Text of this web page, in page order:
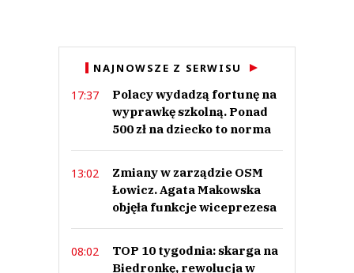
NAJNOWSZE Z SERWISU
17:37
Polacy wydadzą fortunę na
wyprawkę szkolną. Ponad
500 zł na dziecko to norma
13:02
Zmiany w zarządzie OSM
Łowicz. Agata Makowska
objęła funkcje wiceprezesa
08:02
TOP 10 tygodnia: skarga na
Biedronkę, rewolucja w